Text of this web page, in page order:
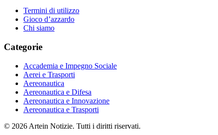
Termini di utilizzo
Gioco d’azzardo
Chi siamo
Categorie
Accademia e Impegno Sociale
Aerei e Trasporti
Aereonautica
Aereonautica e Difesa
Aereonautica e Innovazione
Aereonautica e Trasporti
© 2026 Artein Notizie. Tutti i diritti riservati.